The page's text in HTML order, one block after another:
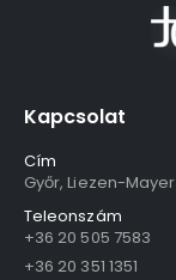
Kapcsolat
Cím
Győr, Liezen-Mayer
Teleonszám
+36 20 505 7583
+36 20 351 1351